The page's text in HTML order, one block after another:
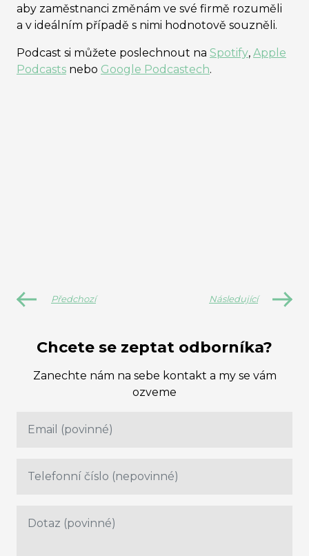
aby zaměstnanci změnám ve své firmě rozuměli
a v ideálním případě s nimi hodnotově souzněli.
Podcast si můžete poslechnout na Spotify, Apple
Podcasts nebo Google Podcastech.
Předchozí Následující
Chcete se zeptat odborníka?
Zanechte nám na sebe kontakt a my se vám
ozveme